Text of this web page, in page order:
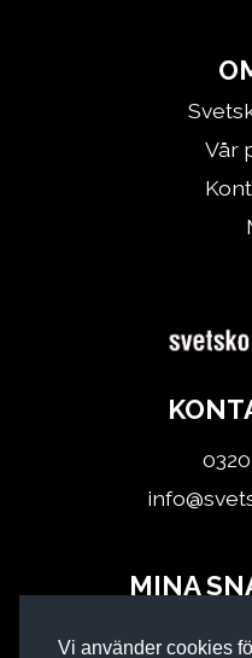
Vi använder cookies
Vår
MINA